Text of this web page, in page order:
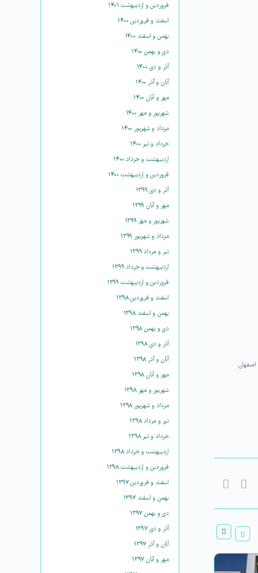
فروردین و اردیبهشت ۱۴۰۱
اسفند و فروردین ۱۴۰۰
بهمن و اسفند ۱۴۰۰
دی و بهمن ۱۴۰۰
آذر و دی ۱۴۰۰
آبان و آذر ۱۴۰۰
مهر و آبان ۱۴۰۰
شهریور و مهر ۱۴۰۰
مرداد و شهریور ۱۴۰۰
خرداد و تیر ۱۴۰۰
اردیبهشت و خرداد ۱۴۰۰
فروردین و اردیبهشت ۱۴۰۰
آذر و دی ۱۳۹۹
مهر و آبان ۱۳۹۹
شهریور و مهر ۱۳۹۹
مرداد و شهریور ۱۳۹۹
تیر و مرداد ۱۳۹۹
اردیبهشت و خرداد ۱۳۹۹
فروردین و اردیبهشت ۱۳۹۹
اسفند و فروردین ۱۳۹۸
بهمن و اسفند ۱۳۹۸
دی و بهمن ۱۳۹۸
آذر و دی ۱۳۹۸
آبان و آذر ۱۳۹۸
مهر و آبان ۱۳۹۸
شهریور و مهر ۱۳۹۸
مرداد و شهریور ۱۳۹۸
تیر و مرداد ۱۳۹۸
خرداد و تیر ۱۳۹۸
اردیبهشت و خرداد ۱۳۹۸
فروردین و اردیبهشت ۱۳۹۸
اسفند و فروردین ۱۳۹۷
بهمن و اسفند ۱۳۹۷
دی و بهمن ۱۳۹۷
آذر و دی ۱۳۹۷
آبان و آذر ۱۳۹۷
مهر و آبان ۱۳۹۷